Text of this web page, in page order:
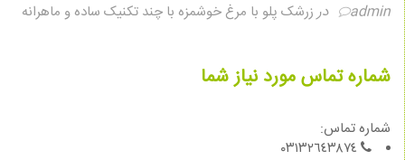
admin
درزرشک پلو با مرغ خوشمزه با چند تکنیک ساده و ماهرانه
شماره تماس مورد نیاز شما
شماره تماس: